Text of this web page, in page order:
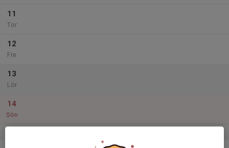
11
Tor
12
Fre
13
Lör
14
Sön